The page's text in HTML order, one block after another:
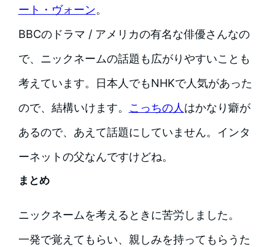
ート・ヴォーン。
BBCのドラマ / アメリカの有名な俳優さんなの
で、ニックネームの話題も広がりやすいことも
考えています。日本人でもNHKで人気があった
ので、結構いけます。
こっちの人はかなり癖が
あるので、あえて話題にしていません。インタ
ーネットの父なんですけどね。
まとめ
ニックネームを考えるときに苦労しました。
一発で覚えてもらい、親しみを持ってもらうた